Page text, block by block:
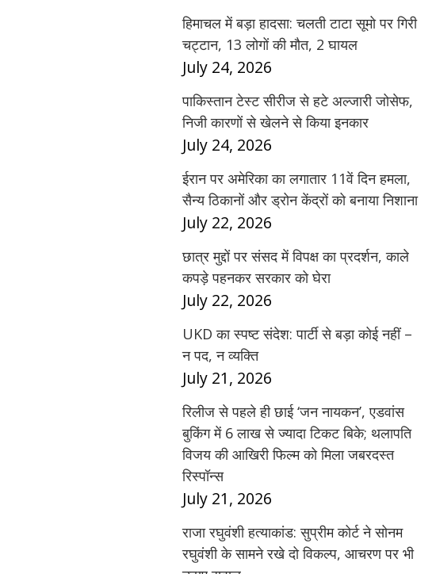
हिमाचल में बड़ा हादसा: चलती टाटा सूमो पर गिरी
चट्टान, 13 लोगों की मौत, 2 घायल
July 24, 2026
पाकिस्तान टेस्ट सीरीज से हटे अल्जारी जोसेफ,
निजी कारणों से खेलने से किया इनकार
July 24, 2026
ईरान पर अमेरिका का लगातार 11वें दिन हमला,
सैन्य ठिकानों और ड्रोन केंद्रों को बनाया निशाना
July 22, 2026
छात्र मुद्दों पर संसद में विपक्ष का प्रदर्शन, काले
कपड़े पहनकर सरकार को घेरा
July 22, 2026
UKD का स्पष्ट संदेश: पार्टी से बड़ा कोई नहीं –
न पद, न व्यक्ति
July 21, 2026
रिलीज से पहले ही छाई ‘जन नायकन’, एडवांस
बुकिंग में 6 लाख से ज्यादा टिकट बिके; थलापति
विजय की आखिरी फिल्म को मिला जबरदस्त
रिस्पॉन्स
July 21, 2026
राजा रघुवंशी हत्याकांड: सुप्रीम कोर्ट ने सोनम
रघुवंशी के सामने रखे दो विकल्प, आचरण पर भी